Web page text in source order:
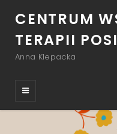
CENTRUM
TERAPII
Anna Klepacka